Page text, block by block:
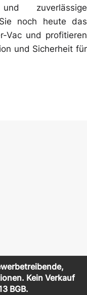
zuverlässige
noch heute das
Vac und profitieren
und Sicherheit für
Kein Verkauf
BGB.